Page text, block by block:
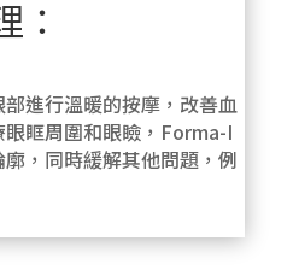
：
進行溫暖的按摩，改善血
眶周圍和眼瞼，Forma-I
，同時緩解其他問題，例